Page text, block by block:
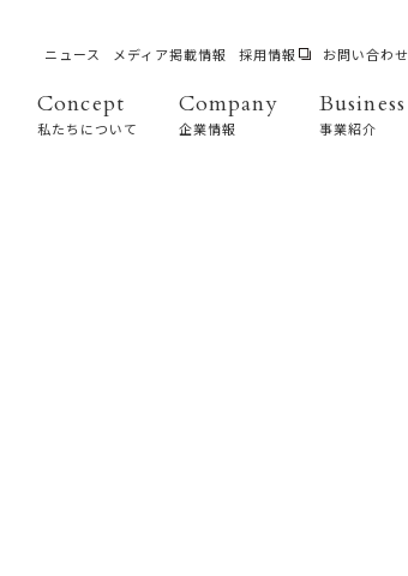
ニュース メディア掲載情報 採用情報 お問い合わせ
Concept
私たちについて
Company
企業情報
Business
事業紹介